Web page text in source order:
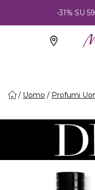
-31% SU
Uomo Profumi